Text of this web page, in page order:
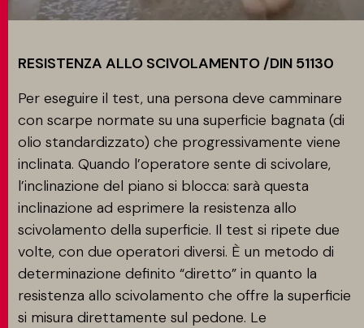
RESISTENZA ALLO SCIVOLAMENTO /DIN 51130
Per eseguire il test, una persona deve camminare
con scarpe normate su una superficie bagnata (di
olio standardizzato) che progressivamente viene
inclinata. Quando l’operatore sente di scivolare,
l’inclinazione del piano si blocca: sarà questa
inclinazione ad esprimere la resistenza allo
scivolamento della superficie. Il test si ripete due
volte, con due operatori diversi. È un metodo di
determinazione definito “diretto” in quanto la
resistenza allo scivolamento che offre la superficie
si misura direttamente sul pedone. Le